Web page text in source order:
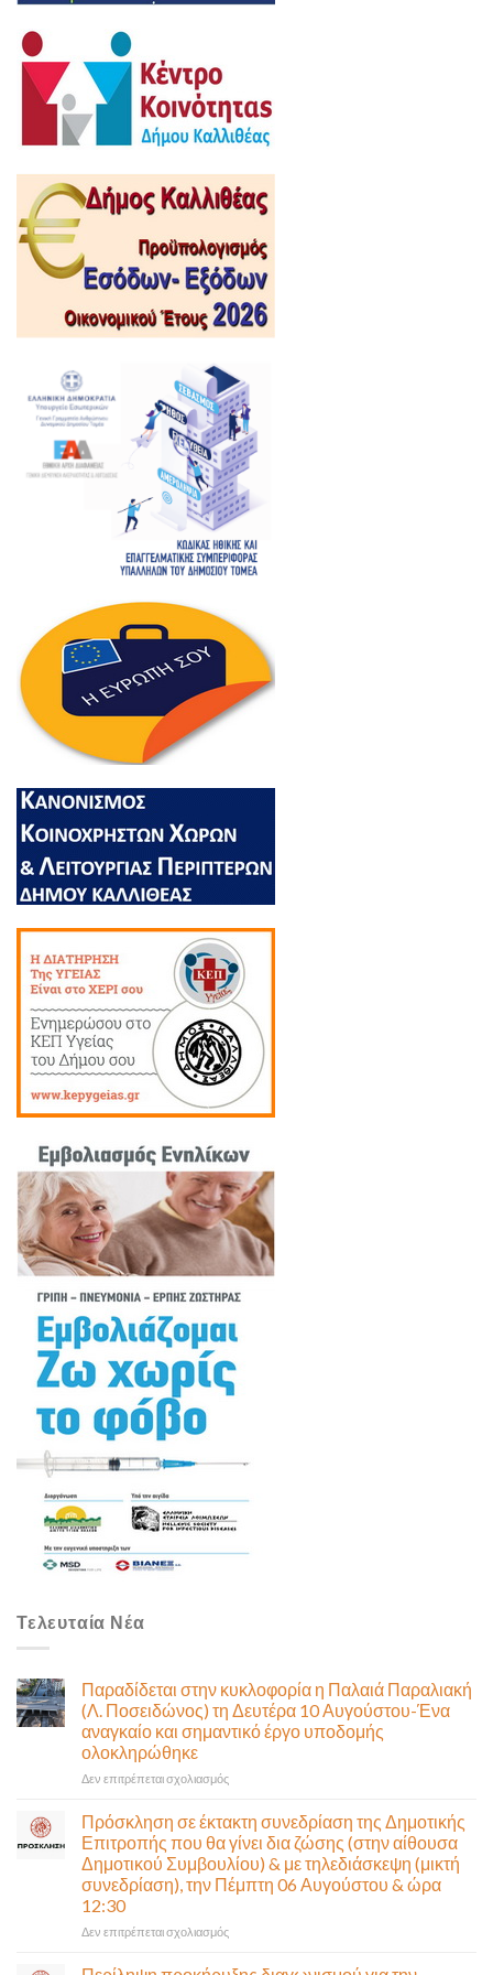
Τελευταία Νέα
Παραδίδεται στην κυκλοφορία η Παλαιά Παραλιακή
(Λ. Ποσειδώνος) τη Δευτέρα 10 Αυγούστου-Ένα
αναγκαίο και σημαντικό έργο υποδομής
ολοκληρώθηκε
Δεν επιτρέπεται σχολιασμόςστο
κυκλοφορία
η
Παλαιά
Παραλιακή
Ποσειδώνος)
Πρόσκληση σε έκτακτη συνεδρίαση της Δημοτικής
Επιτροπής που θα γίνει δια ζώσης (στην αίθουσα
Δημοτικού Συμβουλίου) & με τηλεδιάσκεψη (μικτή
συνεδρίαση), την Πέμπτη 06 Αυγούστου & ώρα
12:30
Δεν επιτρέπεται σχολιασμόςστο
σε